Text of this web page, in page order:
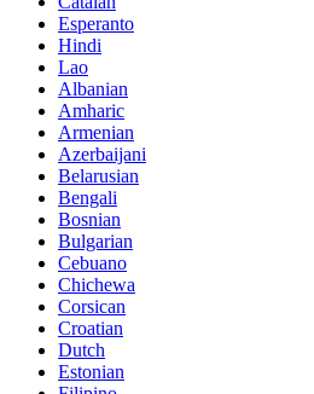
Esperanto
Hindi
Lao
Albanian
Amharic
Armenian
Azerbaijani
Belarusian
Bengali
Bosnian
Bulgarian
Cebuano
Chichewa
Corsican
Croatian
Dutch
Estonian